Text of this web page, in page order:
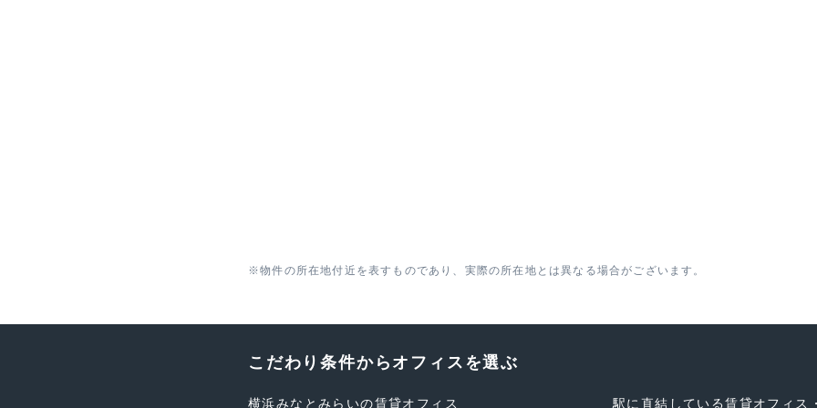
※物件の所在地付近を表すものであり、実際の所在地とは異なる場合がございます。
こだわり条件からオフィスを選ぶ
横浜みなとみらいの賃貸オフィス 駅に直結している賃貸オフィス